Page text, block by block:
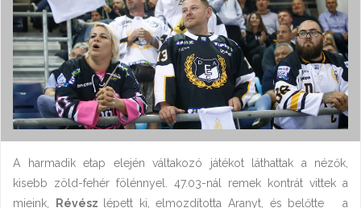
A harmadik etap elején váltakozó játékot láthattak a nézők,
kisebb zöld-fehér fölénnyel. 47.03-nál remek kontrát vittek a
mieink,
Révész lépett ki, elmozdította Aranyt, és belőtte a